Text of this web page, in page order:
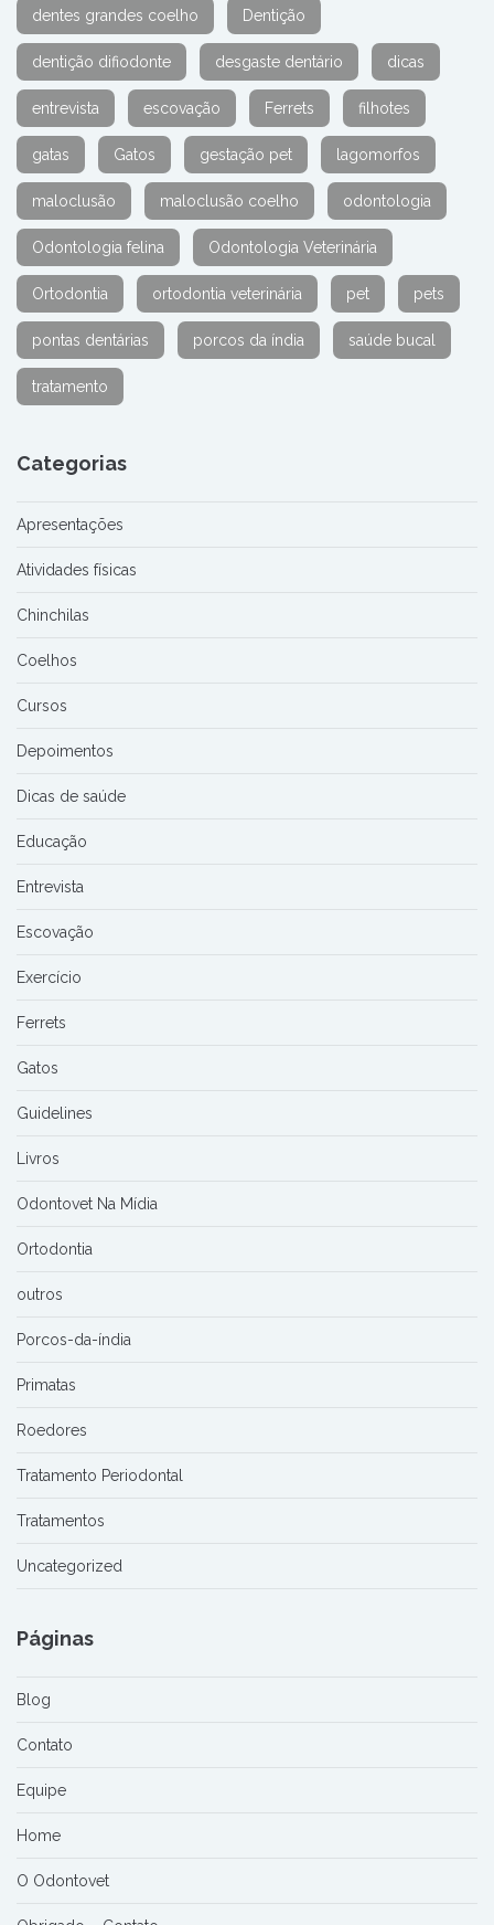
dentes grandes coelho Dentição
dentição difiodonte desgaste dentário dicas
entrevista escovação Ferrets filhotes
gatas Gatos gestação pet lagomorfos
maloclusão maloclusão coelho odontologia
Odontologia felina Odontologia Veterinária
Ortodontia ortodontia veterinária pet pets
pontas dentárias porcos da índia saúde bucal
tratamento
Categorias
Apresentações
Atividades físicas
Chinchilas
Coelhos
Cursos
Depoimentos
Dicas de saúde
Educação
Entrevista
Escovação
Exercício
Ferrets
Gatos
Guidelines
Livros
Odontovet Na Mídia
Ortodontia
outros
Porcos-da-índia
Primatas
Roedores
Tratamento Periodontal
Tratamentos
Uncategorized
Páginas
Blog
Contato
Equipe
Home
O Odontovet